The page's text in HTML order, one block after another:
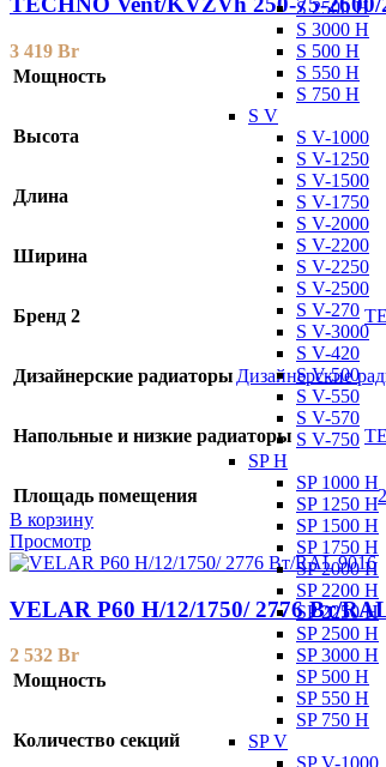
S 2500 H
S 3000 H
S 500 H
S 550 H
S 750 H
S V
S V-1000
S V-1250
S V-1500
S V-1750
S V-2000
S V-2200
S V-2250
S V-2500
S V-270
S V-3000
S V-420
S V-500
S V-550
S V-570
S V-750
SP H
SP 1000 H
SP 1250 H
SP 1500 H
SP 1750 H
SP 2000 H
SP 2200 H
SP 2250 H
SP 2500 H
SP 3000 H
SP 500 H
SP 550 H
SP 750 H
SP V
SP V-1000
3 419 Br
Мощность
Высота
Длина
Ширина
Бренд 2
Дизайнерские радиаторы Дизайнерские
Напольные и низкие радиаторы
Площадь помещения
В корзину
Просмотр
VELAR P60 H/12/1750/ 2776 Bт/
2 532 Br
Мощность
Количество секций